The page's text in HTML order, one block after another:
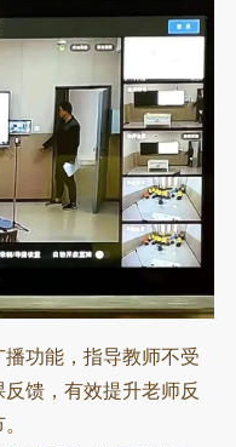
功能，指导教师不受
馈，有效提升老师反